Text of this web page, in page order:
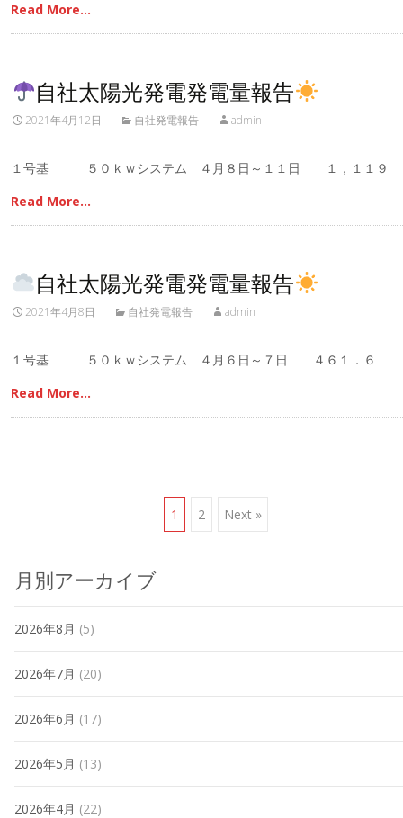
Read More…
自社太陽光発電発電量報告
2021年4月12日 自社発電報告 admin
１号基 ５０ｋｗシステム ４月８日～１１日 １，１１
Read More…
自社太陽光発電発電量報告
2021年4月8日 自社発電報告 admin
１号基 ５０ｋｗシステム ４月６日～７日 ４６１．６
Read More…
navigation
1 2 Next »
月別アーカイブ
2026年8月 (5)
2026年7月 (20)
2026年6月 (17)
2026年5月 (13)
2026年4月 (22)